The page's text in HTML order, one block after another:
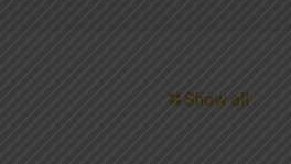
Show all